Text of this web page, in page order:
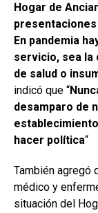
Hogar de
En pandemia
servicio, sea la
de salud o
indicó que “
desamparo de
hacer política“
También agregó
médico y
situación del